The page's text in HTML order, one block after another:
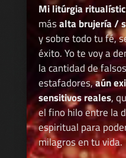
Mi litúrgia
másalta brujería /
y sobre todo tu fé,
éxito. Yo te voy a
la cantidad de
estafadores,aún
sensitivos reales,
el fino hilo entre la
espiritual para
milagros en tu vida.